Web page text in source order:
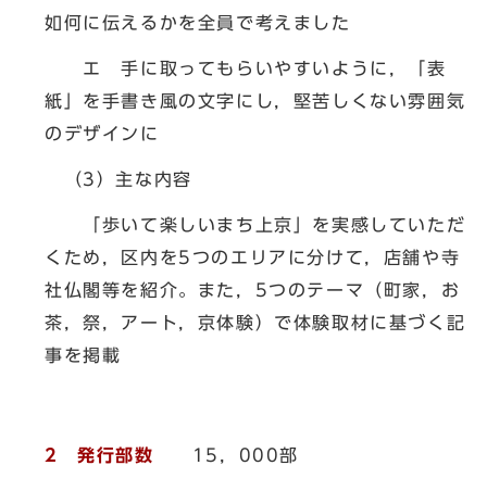
如何に伝えるかを全員で考えました
エ 手に取ってもらいやすいように，「表
紙」を手書き風の文字にし，堅苦しくない雰囲気
のデザインに
（3）主な内容
「歩いて楽しいまち上京」を実感していただ
くため，区内を5つのエリアに分けて，店舗や寺
社仏閣等を紹介。また，5つのテーマ（町家，お
茶，祭，アート，京体験）で体験取材に基づく記
事を掲載
2 発行部数 15，000部